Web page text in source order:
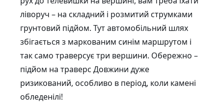
ліворуч – на складний і розмитий струмками
грунтовий підйом. Тут автомобільний шлях
збігається з маркованим синім маршрутом і
так само траверсує три вершини. Обережно –
підйом на траверс Довжини дуже
ризикований, особливо в період, коли камені
обледенілі!